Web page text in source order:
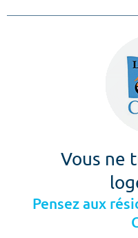
Vous ne
Pensez aux